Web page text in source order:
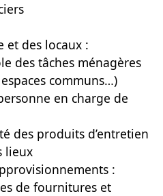
et des locaux :
des tâches ménagères
communs…)
en charge de
des produits d’entretien
lieux
:
de fournitures et